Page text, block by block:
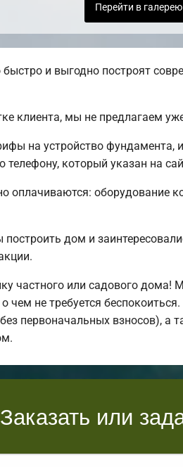
Перейти в галерею
и выгодно построят
клиента, мы не предлагаем
на устройство фундамента,
который указан на
оплачиваются: оборудование
дом и
частного или садового
чем не требуется
первоначальных взносов),
Заказать или